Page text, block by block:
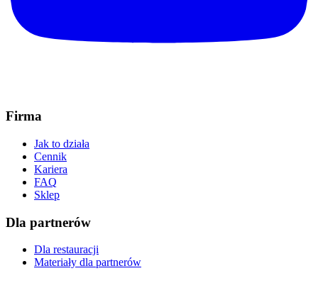
Firma
Jak to działa
Cennik
Kariera
FAQ
Sklep
Dla partnerów
Dla restauracji
Materiały dla partnerów